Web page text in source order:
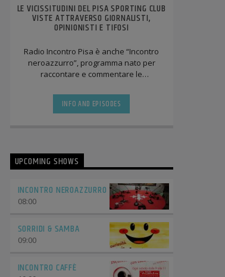
LE VICISSITUDINI DEL PISA SPORTING CLUB
VISTE ATTRAVERSO GIORNALISTI,
OPINIONISTI E TIFOSI
Radio Incontro Pisa è anche “Incontro
neroazzurro”, programma nato per
raccontare e commentare le
INFO AND EPISODES
UPCOMING SHOWS
INCONTRO NEROAZZURRO
08:00
SORRIDI & SAMBA
09:00
INCONTRO CAFFÈ